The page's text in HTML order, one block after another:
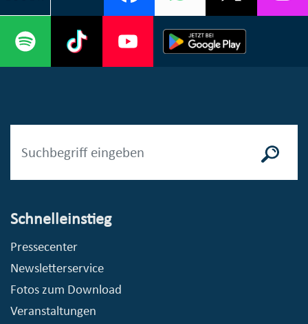
Schnelleinstieg
Pressecenter
Newsletterservice
Fotos zum Download
Veranstaltungen